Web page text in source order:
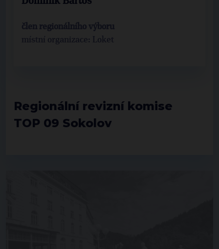
člen regionálního výboru
místní organizace: Loket
Regionální revizní komise
TOP 09 Sokolov